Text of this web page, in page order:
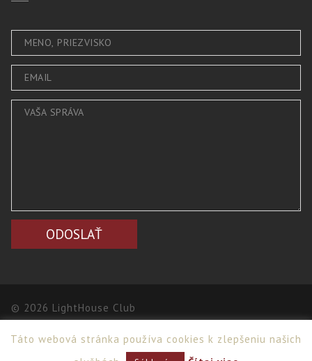
© 2026 LightHouse Club
Webdesign,PPC >
Táto webová stránka používa cookies k zlepšeniu našich